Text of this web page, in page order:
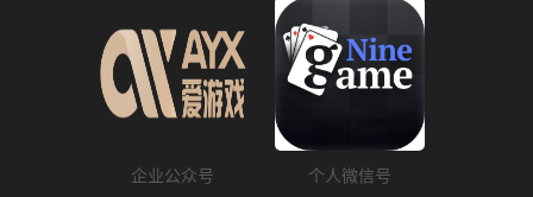
企业公众号 个人微信号